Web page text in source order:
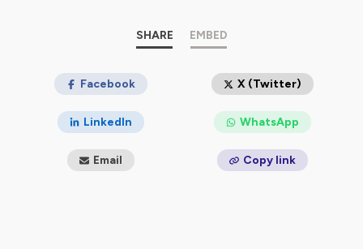
SHARE EMBED
Facebook X (Twitter)
LinkedIn WhatsApp
Email Copy link